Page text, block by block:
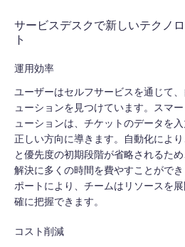
サービスデスクで新しいテクノ
ト
運用効率
ユーザーはセルフサービスを通じて
ューションを見つけています。スマ
ューションは、チケットのデータを
正しい方向に導きます。自動化によ
と優先度の初期段階が省略されるた
解決に多くの時間を費やすことがで
ポートにより、チームはリソースを
確に把握できます。
コスト削減